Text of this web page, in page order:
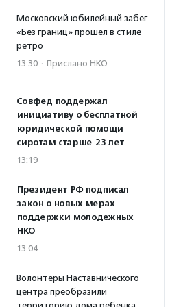
Московский юбилейный забег
«Без границ» прошел в стиле
ретро
13:30 · Прислано НКО
Совфед поддержал
инициативу о бесплатной
юридической помощи
сиротам старше 23 лет
13:19
Президент РФ подписал
закон о новых мерах
поддержки молодежных
НКО
13:04
Волонтеры Наставнического
центра преобразили